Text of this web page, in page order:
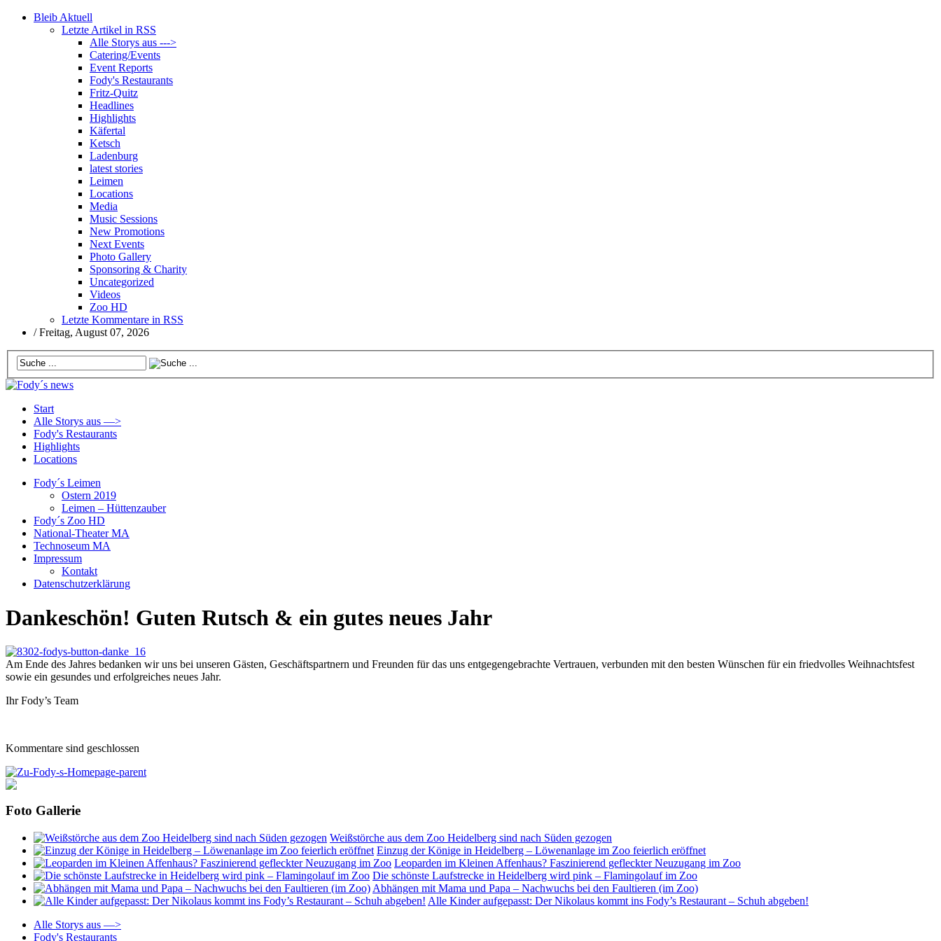
Bleib Aktuell
Letzte Artikel in RSS
Alle Storys aus --->
Catering/Events
Event Reports
Fody's Restaurants
Fritz-Quitz
Headlines
Highlights
Käfertal
Ketsch
Ladenburg
latest stories
Leimen
Locations
Media
Music Sessions
New Promotions
Next Events
Photo Gallery
Sponsoring & Charity
Uncategorized
Videos
Zoo HD
Letzte Kommentare in RSS
/Freitag, August 07, 2026
Start
Alle Storys aus —>
Fody's Restaurants
Highlights
Locations
Fody´s Leimen
Ostern 2019
Leimen – Hüttenzauber
Fody´s Zoo HD
National-Theater MA
Technoseum MA
Impressum
Kontakt
Datenschutzerklärung
Dankeschön! Guten Rutsch & ein gutes neues Jahr
Am Ende des Jahres bedanken wir uns bei unseren Gästen, Geschäftspartnern und Freunden für das uns entgegengebrachte Vertrauen, verbunden mit den besten Wünschen für ein friedvolles Weihnachtsfest
sowie ein gesundes und erfolgreiches neues Jahr.
Ihr Fody’s Team
Kommentare sind geschlossen
Foto Gallerie
Weißstörche aus dem Zoo Heidelberg sind nach Süden gezogen
Einzug der Könige in Heidelberg – Löwenanlage im Zoo feierlich eröffnet
Leoparden im Kleinen Affenhaus? Faszinierend gefleckter Neuzugang im Zoo
Die schönste Laufstrecke in Heidelberg wird pink – Flamingolauf im Zoo
Abhängen mit Mama und Papa – Nachwuchs bei den Faultieren (im Zoo)
Alle Kinder aufgepasst: Der Nikolaus kommt ins Fody’s Restaurant – Schuh abgeben!
Alle Storys aus —>
Fody's Restaurants